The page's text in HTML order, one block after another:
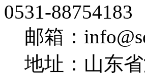
0531-88754183
邮箱：
地址：山东